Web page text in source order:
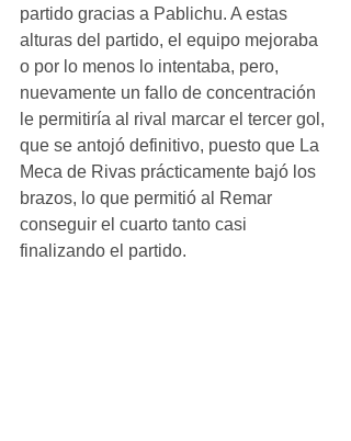
partido gracias a Pablichu. A estas
alturas del partido, el equipo mejoraba
o por lo menos lo intentaba, pero,
nuevamente un fallo de concentración
le permitiría al rival marcar el tercer gol,
que se antojó definitivo, puesto que La
Meca de Rivas prácticamente bajó los
brazos, lo que permitió al Remar
conseguir el cuarto tanto casi
finalizando el partido.